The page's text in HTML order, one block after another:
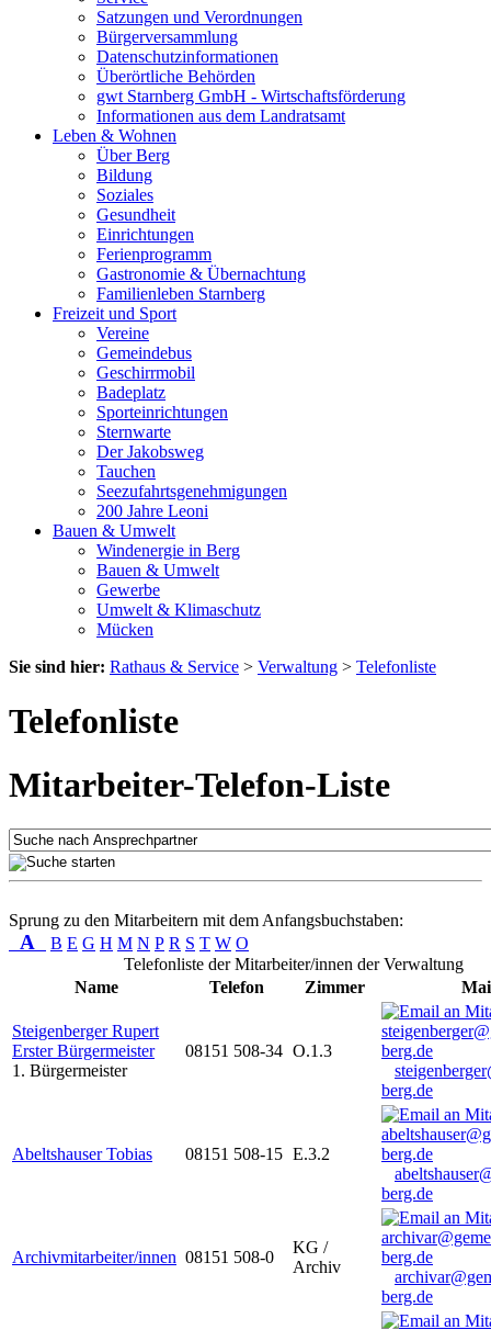
Satzungen und Verordnungen
Bürgerversammlung
Datenschutzinformationen
Überörtliche Behörden
gwt Starnberg GmbH - Wirtschaftsförderung
Informationen aus dem Landratsamt
Leben & Wohnen
Über Berg
Bildung
Soziales
Gesundheit
Einrichtungen
Ferienprogramm
Gastronomie & Übernachtung
Familienleben Starnberg
Freizeit und Sport
Vereine
Gemeindebus
Geschirrmobil
Badeplatz
Sporteinrichtungen
Sternwarte
Der Jakobsweg
Tauchen
Seezufahrtsgenehmigungen
200 Jahre Leoni
Bauen & Umwelt
Windenergie in Berg
Bauen & Umwelt
Gewerbe
Umwelt & Klimaschutz
Mücken
Sie sind hier: Rathaus & Service > Verwaltung > Telefonliste
Telefonliste
Mitarbeiter-Telefon-Liste
Sprung zu den Mitarbeitern mit dem Anfangsbuchstaben:
A B E G H M N P R S T W O
Telefonliste der Mitarbeiter/innen der Verwaltung
Name
Telefon Zimmer
Steigenberger Rupert
Erster Bürgermeister
1. Bürgermeister
08151 508-34 O.1.3
berg.de
Abeltshauser Tobias 08151 508-15 E.3.2
berg.de
Archivmitarbeiter/innen 08151 508-0
KG /
Archiv
berg.de